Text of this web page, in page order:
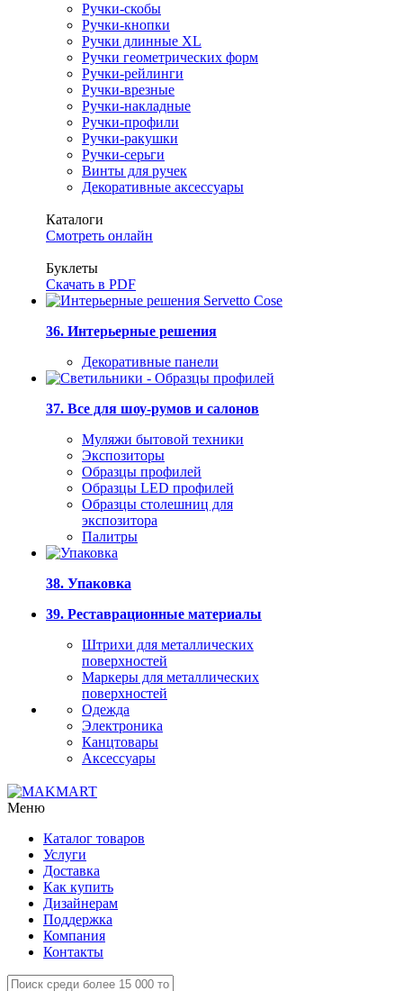
Ручки-скобы
Ручки-кнопки
Ручки длинные XL
Ручки геометрических форм
Ручки-рейлинги
Ручки-врезные
Ручки-накладные
Ручки-профили
Ручки-ракушки
Ручки-серьги
Винты для ручек
Декоративные аксессуары
Каталоги
Смотреть онлайн
Буклеты
Скачать в PDF
36. Интерьерные решения
Декоративные панели
37. Все для шоу-румов и салонов
Муляжи бытовой техники
Экспозиторы
Образцы профилей
Образцы LED профилей
Образцы столешниц для
экспозитора
Палитры
38. Упаковка
39. Реставрационные материалы
Штрихи для металлических
поверхностей
Маркеры для металлических
поверхностей
Одежда
Электроника
Канцтовары
Аксессуары
Меню
Каталог товаров
Услуги
Доставка
Как купить
Дизайнерам
Поддержка
Компания
Контакты